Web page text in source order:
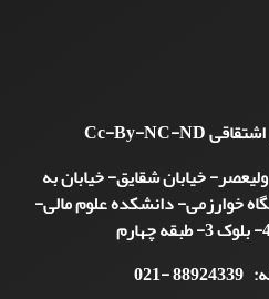
Cc-By-NC-ND
خیابان شقایق- خیابان به
خوارزمی- دانشکده علوم مالی-
-021